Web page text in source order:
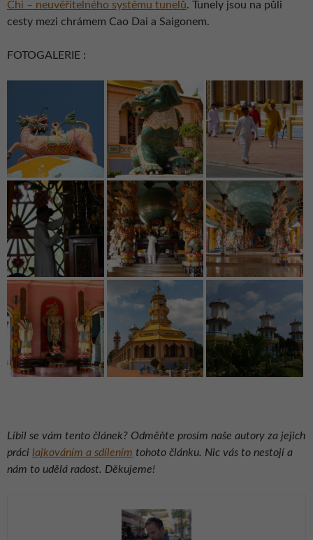
Chi – neuvěřitelného systému tunelů. Tunely jsou na půli
cesty mezi chrámem Cao Dai a Saigonem.
FOTOGALERIE :
Líbil se vám tento článek? Odměňte prosím naše autory za jejich
práci lajkováním a sdílením tohoto článku. Nic vás to nestojí a
nám to udělá radost. Děkujeme!